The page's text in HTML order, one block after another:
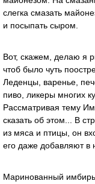
слегка смазать
и посыпать сыром.
Вот, скажем, делаю я
чтоб было чуть
Леденцы, варенье,
пиво, ликеры многих
Рассматривая тему
сказать об этом... В
из мяса и птицы, он
его даже добавляют в
Маринованный